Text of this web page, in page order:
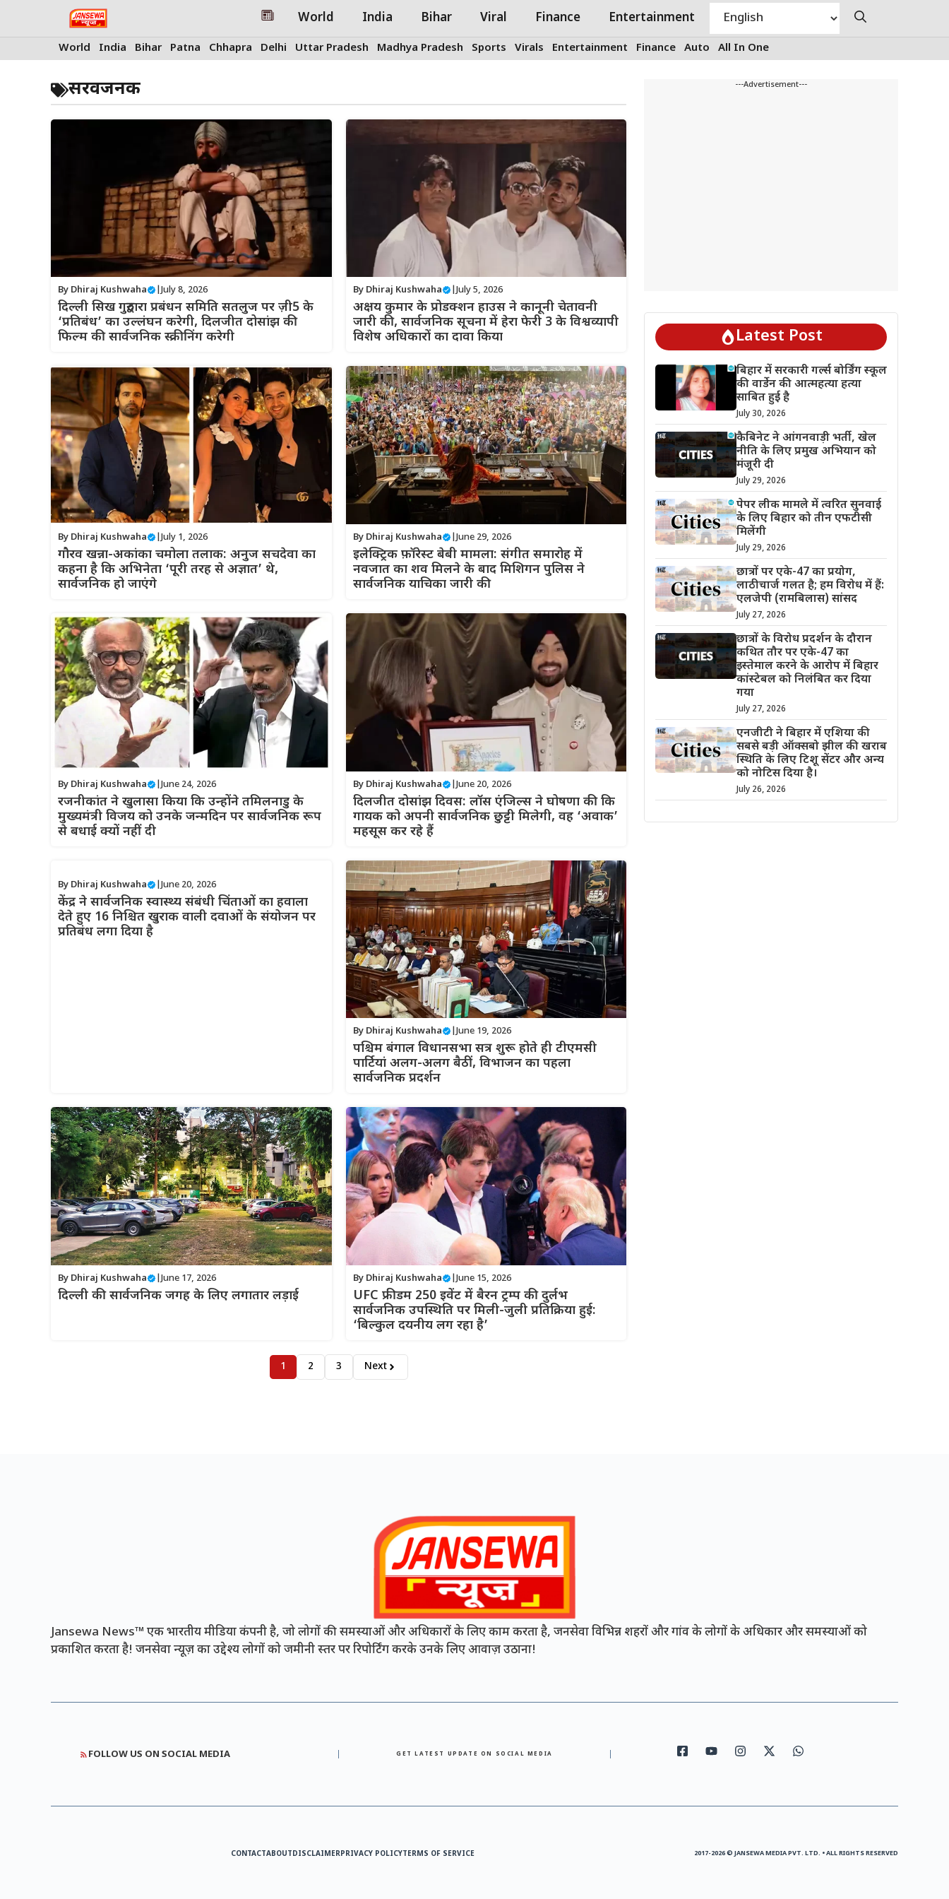
World India Bihar Viral Finance Entertainment
World India Bihar Patna Chhapra Delhi Uttar Pradesh Madhya Pradesh Sports Virals Entertainment Finance Auto All In One
सरवजनक
By Dhiraj Kushwaha July 8, 2026
दिल्ली सिख गुरुद्वारा प्रबंधन समिति सतलुज पर ज़ी5 के
‘प्रतिबंध’ का उल्लंघन करेगी, दिलजीत दोसांझ की
फिल्म की सार्वजनिक स्क्रीनिंग करेगी
By Dhiraj Kushwaha | July 5, 2026
अक्षय कुमार के प्रोडक्शन हाउस ने कानूनी चेतावनी
जारी की, सार्वजनिक सूचना में हेरा फेरी 3 के विश्वव्यापी
विशेष अधिकारों का दावा किया
By Dhiraj Kushwaha July 1, 2026
गौरव खन्ना-अकांका चमोला तलाक: अनुज सचदेवा का
कहना है कि अभिनेता ‘पूरी तरह से अज्ञात’ थे,
सार्वजनिक हो जाएंगे
By Dhiraj Kushwaha | June 29, 2026
इलेक्ट्रिक फ़ॉरेस्ट बेबी मामला: संगीत समारोह में
नवजात का शव मिलने के बाद मिशिगन पुलिस ने
सार्वजनिक याचिका जारी की
By Dhiraj Kushwaha June 24, 2026
रजनीकांत ने खुलासा किया कि उन्होंने तमिलनाडु के
मुख्यमंत्री विजय को उनके जन्मदिन पर सार्वजनिक रूप
से बधाई क्यों नहीं दी
By Dhiraj Kushwaha | June 20, 2026
दिलजीत दोसांझ दिवस: लॉस एंजिल्स ने घोषणा की कि
गायक को अपनी सार्वजनिक छुट्टी मिलेगी, वह ‘अवाक’
महसूस कर रहे हैं
By Dhiraj Kushwaha June 20, 2026
केंद्र ने सार्वजनिक स्वास्थ्य संबंधी चिंताओं का हवाला
देते हुए 16 निश्चित खुराक वाली दवाओं के संयोजन पर
प्रतिबंध लगा दिया है
By Dhiraj Kushwaha | June 19, 2026
पश्चिम बंगाल विधानसभा सत्र शुरू होते ही टीएमसी
पार्टियां अलग-अलग बैठीं, विभाजन का पहला
सार्वजनिक प्रदर्शन
By Dhiraj Kushwaha June 17, 2026
दिल्ली की सार्वजनिक जगह के लिए लगातार लड़ाई
By Dhiraj Kushwaha | June 15, 2026
UFC फ्रीडम 250 इवेंट में बैरन ट्रम्प की दुर्लभ
सार्वजनिक उपस्थिति पर मिली-जुली प्रतिक्रिया हुई:
‘बिल्कुल दयनीय लग रहा है’
1 2 3 Next
---Advertisement---
Latest Post
बिहार में सरकारी गर्ल्स बोर्डिंग स्कूल
की वार्डेन की आत्महत्या हत्या
साबित हुई है
July 30, 2026
कैबिनेट ने आंगनवाड़ी भर्ती, खेल
नीति के लिए प्रमुख अभियान को
मंजूरी दी
July 29, 2026
पेपर लीक मामले में त्वरित सुनवाई
के लिए बिहार को तीन एफटीसी
मिलेंगी
July 29, 2026
छात्रों पर एके-47 का प्रयोग,
लाठीचार्ज गलत है; हम विरोध में हैं:
एलजेपी (रामबिलास) सांसद
July 27, 2026
छात्रों के विरोध प्रदर्शन के दौरान
कथित तौर पर एके-47 का
इस्तेमाल करने के आरोप में बिहार
कांस्टेबल को निलंबित कर दिया
गया
July 27, 2026
एनजीटी ने बिहार में एशिया की
सबसे बड़ी ऑक्सबो झील की खराब
स्थिति के लिए टिशू सेंटर और अन्य
को नोटिस दिया है।
July 26, 2026
Jansewa News™ एक भारतीय मीडिया कंपनी है, जो लोगों की समस्याओं और अधिकारों के लिए काम करता है, जनसेवा विभिन्न शहरों और गांव के लोगों के अधिकार और समस्याओं को
प्रकाशित करता है! जनसेवा न्यूज़ का उद्देश्य लोगों को जमीनी स्तर पर रिपोर्टिंग करके उनके लिए आवाज़ उठाना!
FOLLOW US ON SOCIAL MEDIA GET LATEST UPDATE ON SOCIAL MEDIA
CONTACTABOUTDISCLAIMERPRIVACY POLICYTERMS OF SERVICE 2017-2026 © JANSEWA MEDIA PVT. LTD. • ALL RIGHTS RESERVED